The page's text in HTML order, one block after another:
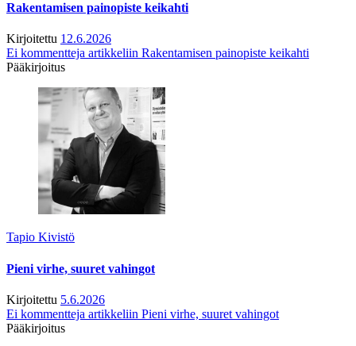
Rakentamisen painopiste keikahti
Kirjoitettu 12.6.2026
Ei kommentteja artikkeliin Rakentamisen painopiste keikahti
Pääkirjoitus
Tapio Kivistö
Pieni virhe, suuret vahingot
Kirjoitettu 5.6.2026
Ei kommentteja artikkeliin Pieni virhe, suuret vahingot
Pääkirjoitus